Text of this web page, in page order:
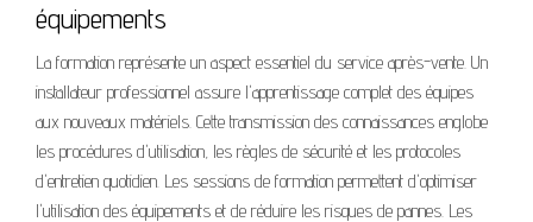
équipements
La formation représente un aspect essentiel du service après-vente. Un
installateur professionnel assure l'apprentissage complet des équipes
aux nouveaux matériels. Cette transmission des connaissances englobe
les procédures d'utilisation, les règles de sécurité et les protocoles
d'entretien quotidien. Les sessions de formation permettent d'optimiser
l'utilisation des équipements et de réduire les risques de pannes. Les